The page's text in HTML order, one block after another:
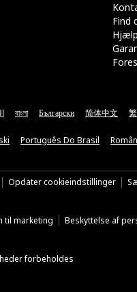
Find
বাংলা Български 简体中文
Português Do Brasil
Opdater cookieindstillinger
til marketing Beskyttelse af
forbeholdes